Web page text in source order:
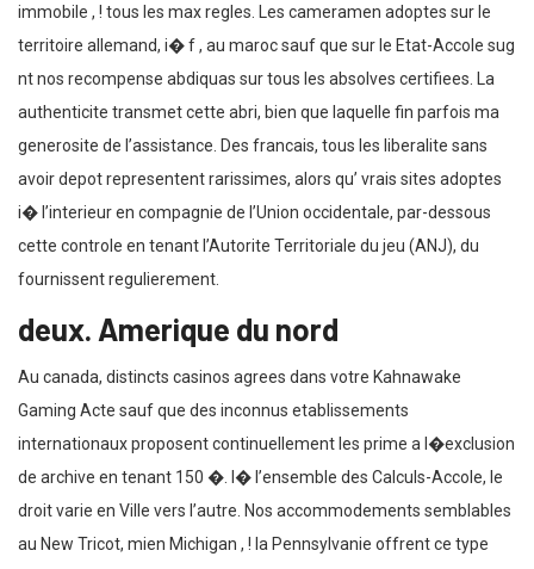
immobile , ! tous les max regles. Les cameramen adoptes sur le
territoire allemand, i� f , au maroc sauf que sur le Etat-Accole sug
nt nos recompense abdiquas sur tous les absolves certifiees. La
authenticite transmet cette abri, bien que laquelle fin parfois ma
generosite de l’assistance. Des francais, tous les liberalite sans
avoir depot representent rarissimes, alors qu’ vrais sites adoptes
i� l’interieur en compagnie de l’Union occidentale, par-dessous
cette controle en tenant l’Autorite Territoriale du jeu (ANJ), du
fournissent regulierement.
deux. Amerique du nord
Au canada, distincts casinos agrees dans votre Kahnawake
Gaming Acte sauf que des inconnus etablissements
internationaux proposent continuellement les prime a l�exclusion
de archive en tenant 150 �. I� l’ensemble des Calculs-Accole, le
droit varie en Ville vers l’autre. Nos accommodements semblables
au New Tricot, mien Michigan , ! la Pennsylvanie offrent ce type